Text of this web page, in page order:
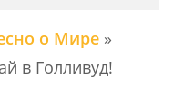
о Мире »
в Голливуд!